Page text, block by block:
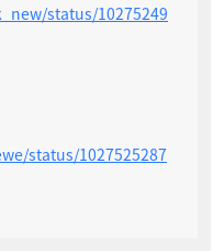
status/10275249
status/1027525287